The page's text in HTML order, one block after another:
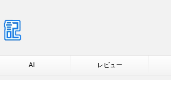
AI レビュー